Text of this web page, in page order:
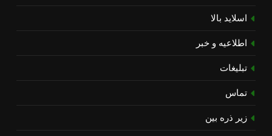
اسلاید بالا
اطلاعیه و خبر
تبلیغات
تماس
زیر ذره بین